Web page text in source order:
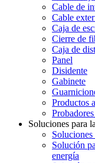
Cable de
Cable
Caja de
Cierre de
Caja de
Panel
Disidente
Gabinete
Productos
Soluciones para
Solución
energía